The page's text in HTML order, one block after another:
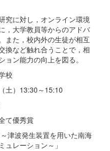
究に対し，オンライン環境
，大学教員等からのアドバ
また，校内外の生徒が相互
換など触れ合うことで，相
ン能力の向上を図る。
校
）13:30～15:10
優秀賞
波発生装置を用いた南海
ュレーション～」